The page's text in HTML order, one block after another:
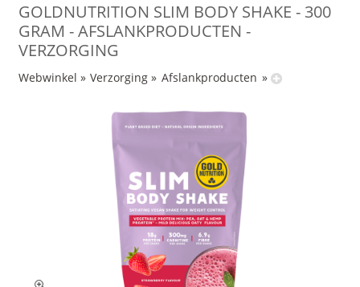
GOLDNUTRITION SLIM BODY SHAKE - 300
GRAM - AFSLANKPRODUCTEN -
VERZORGING
Webwinkel » Verzorging » Afslankproducten »